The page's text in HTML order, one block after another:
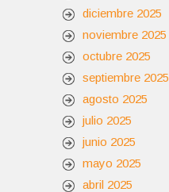
diciembre 2025
noviembre 2025
octubre 2025
septiembre 2025
agosto 2025
julio 2025
junio 2025
mayo 2025
abril 2025